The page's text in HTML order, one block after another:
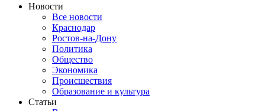
Новости
Все новости
Краснодар
Ростов-на-Дону
Политика
Общество
Экономика
Происшествия
Образование и культура
Статьи